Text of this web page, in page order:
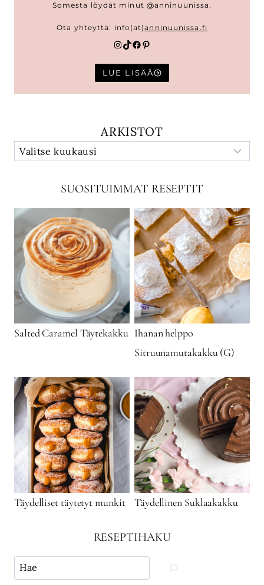
Somesta löydät minut @anninuunissa.
Ota yhteyttä: info(at)anninuunissa.fi
Instagram
TikTok
Facebook
Pinterest
LUE LISÄÄ
ARKISTOT
SUOSITUIMMAT RESEPTIT
Salted Caramel Täytekakku Ihanan helppo
Sitruunamutakakku (G)
Täydelliset täytetyt munkit Täydellinen Suklaakakku
RESEPTIHAKU
Käytä
hakua